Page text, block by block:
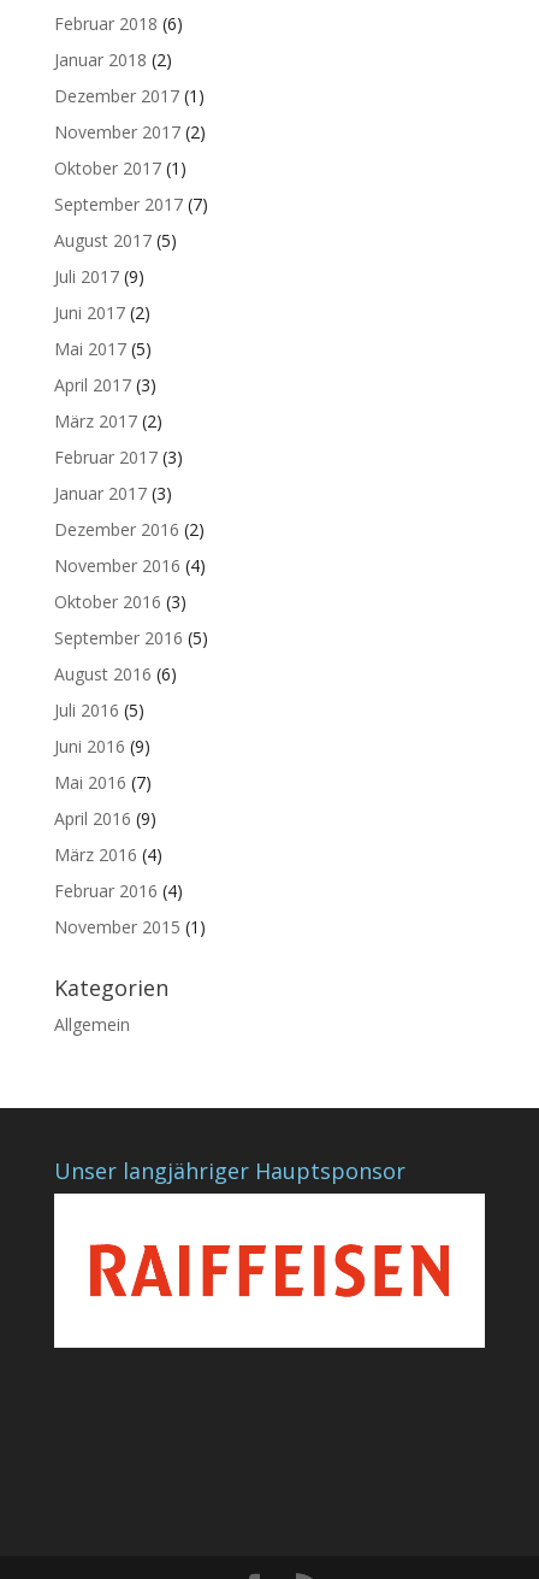
Februar 2018 (6)
Januar 2018 (2)
Dezember 2017(1)
November 2017(2)
Oktober 2017(1)
September 2017(7)
August 2017(5)
Juli 2017(9)
Juni 2017(2)
Mai 2017(5)
April 2017(3)
März 2017(2)
Februar 2017(3)
Januar 2017(3)
Dezember 2016 (2)
November 2016 (4)
Oktober 2016 (3)
September 2016 (5)
August 2016 (6)
Juli 2016 (5)
Juni 2016 (9)
Mai 2016 (7)
April 2016 (9)
März 2016 (4)
Februar 2016 (4)
November 2015 (1)
Kategorien
Allgemein
Unser langjähriger Hauptsponsor